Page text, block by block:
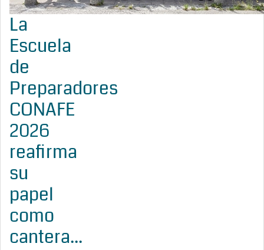
La
Escuela
de
Preparadores
CONAFE
2026
reafirma
su
papel
como
cantera...